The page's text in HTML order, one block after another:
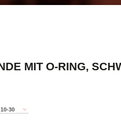
MIT O-RING,
30